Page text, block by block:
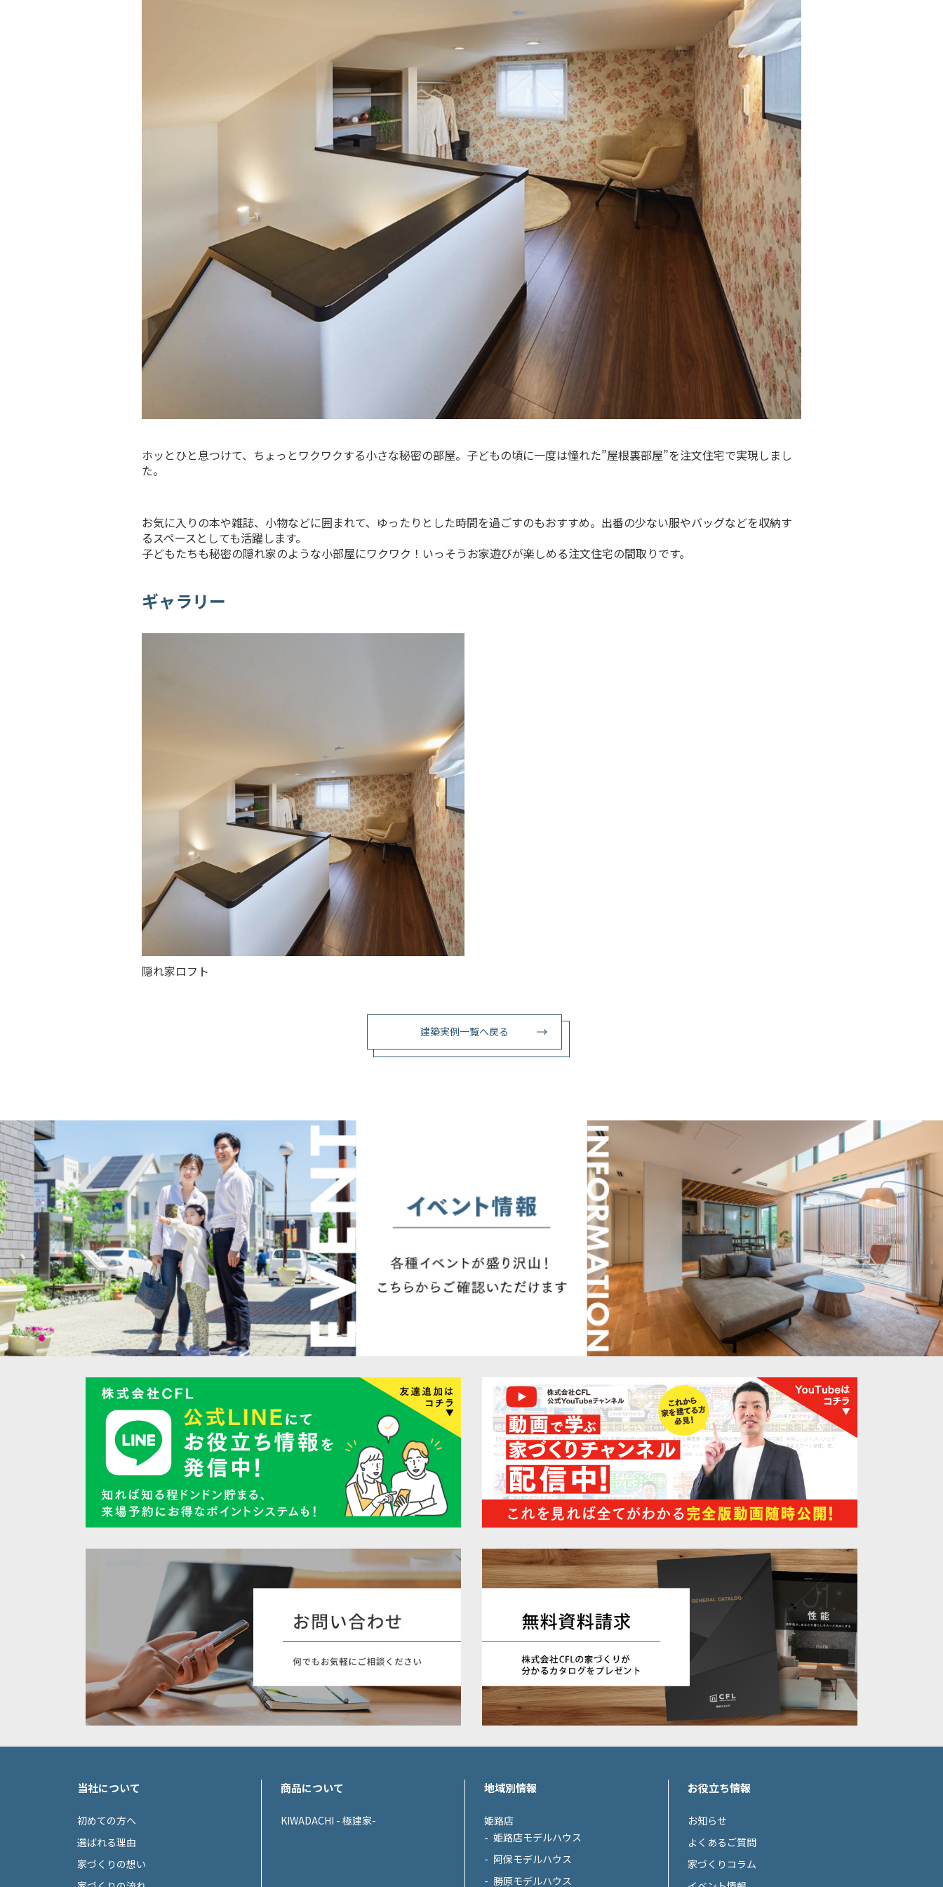
ホッとひと息つけて、ちょっとワクワクする小さな秘密の部屋。子どもの頃に一度は憧れた”屋根裏部屋”を注文住宅で実現しまし
た。
お気に入りの本や雑誌、小物などに囲まれて、ゆったりとした時間を過ごすのもおすすめ。出番の少ない服やバッグなどを収納す
るスペースとしても活躍します。
子どもたちも秘密の隠れ家のような小部屋にワクワク！いっそうお家遊びが楽しめる注文住宅の間取りです。
ギャラリー
隠れ家ロフト
建築実例一覧へ戻る
当社について
初めての方へ
選ばれる理由
家づくりの想い
商品について
KIWADACHI - 極建家-
地域別情報
姫路店
姫路店モデルハウス
阿保モデルハウス
勝原モデルハウス
お役立ち情報
お知らせ
よくあるご質問
家づくりコラム